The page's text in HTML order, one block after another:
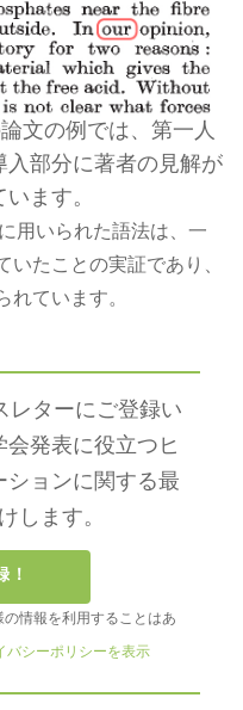
文の例では、第一人
部分に著者の見解が
ます。
用いられた語法は、一
たことの実証であり、
ています。
レターにご登録い
発表に役立つヒ
ションに関する最
します。
！
情報を利用することはあ
バシーポリシーを表示